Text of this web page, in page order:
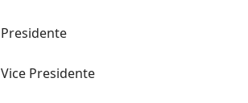
Presidente
Vice Presidente